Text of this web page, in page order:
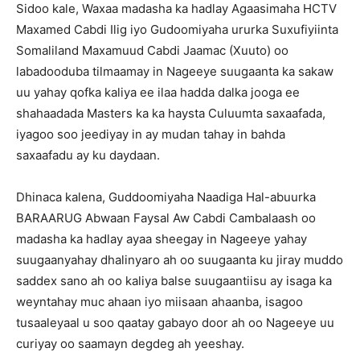
Sidoo kale, Waxaa madasha ka hadlay Agaasimaha HCTV
Maxamed Cabdi Ilig iyo Gudoomiyaha ururka Suxufiyiinta
Somaliland Maxamuud Cabdi Jaamac (Xuuto) oo
labadooduba tilmaamay in Nageeye suugaanta ka sakaw
uu yahay qofka kaliya ee ilaa hadda dalka jooga ee
shahaadada Masters ka ka haysta Culuumta saxaafada,
iyagoo soo jeediyay in ay mudan tahay in bahda
saxaafadu ay ku daydaan.
Dhinaca kalena, Guddoomiyaha Naadiga Hal-abuurka
BARAARUG Abwaan Faysal Aw Cabdi Cambalaash oo
madasha ka hadlay ayaa sheegay in Nageeye yahay
suugaanyahay dhalinyaro ah oo suugaanta ku jiray muddo
saddex sano ah oo kaliya balse suugaantiisu ay isaga ka
weyntahay muc ahaan iyo miisaan ahaanba, isagoo
tusaaleyaal u soo qaatay gabayo door ah oo Nageeye uu
curiyay oo saamayn degdeg ah yeeshay.